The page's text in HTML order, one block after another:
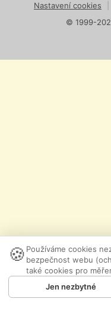
Nastavení cookies
© 1999-
🍪 Používáme cookies
bezpečnost webu
také cookies pro
Jen nezbytné